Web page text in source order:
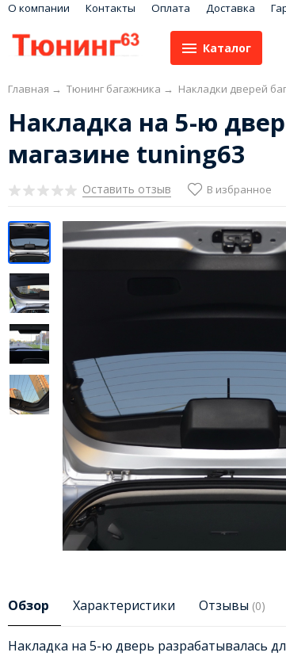
О компании Контакты Оплата Доставка
Каталог
Главная → Тюнинг багажника → Накладки дверей
Накладка на 5-ю
магазине tuning63
Оставить отзыв В избранное
Обзор Характеристики Отзывы (0)
Накладка на 5-ю дверь разрабатывалась